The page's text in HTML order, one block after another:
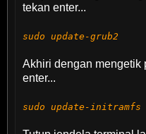
tekan enter...
sudo update-grub2
Akhiri dengan mengetik
enter...
sudo update-initramfs